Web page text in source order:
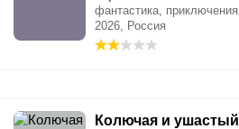
фантастика, приключения
2026, Россия
Колючая и ушастый